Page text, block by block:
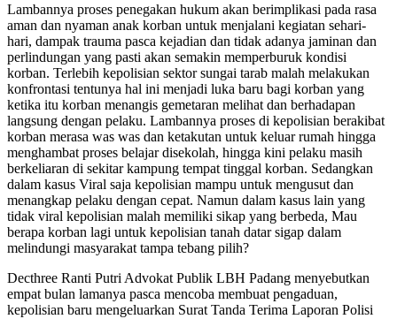
Lambannya proses penegakan hukum akan berimplikasi pada rasa
aman dan nyaman anak korban untuk menjalani kegiatan sehari-
hari, dampak trauma pasca kejadian dan tidak adanya jaminan dan
perlindungan yang pasti akan semakin memperburuk kondisi
korban. Terlebih kepolisian sektor sungai tarab malah melakukan
konfrontasi tentunya hal ini menjadi luka baru bagi korban yang
ketika itu korban menangis gemetaran melihat dan berhadapan
langsung dengan pelaku. Lambannya proses di kepolisian berakibat
korban merasa was was dan ketakutan untuk keluar rumah hingga
menghambat proses belajar disekolah, hingga kini pelaku masih
berkeliaran di sekitar kampung tempat tinggal korban. Sedangkan
dalam kasus Viral saja kepolisian mampu untuk mengusut dan
menangkap pelaku dengan cepat. Namun dalam kasus lain yang
tidak viral kepolisian malah memiliki sikap yang berbeda, Mau
berapa korban lagi untuk kepolisian tanah datar sigap dalam
melindungi masyarakat tampa tebang pilih?
Decthree Ranti Putri Advokat Publik LBH Padang menyebutkan
empat bulan lamanya pasca mencoba membuat pengaduan,
kepolisian baru mengeluarkan Surat Tanda Terima Laporan Polisi